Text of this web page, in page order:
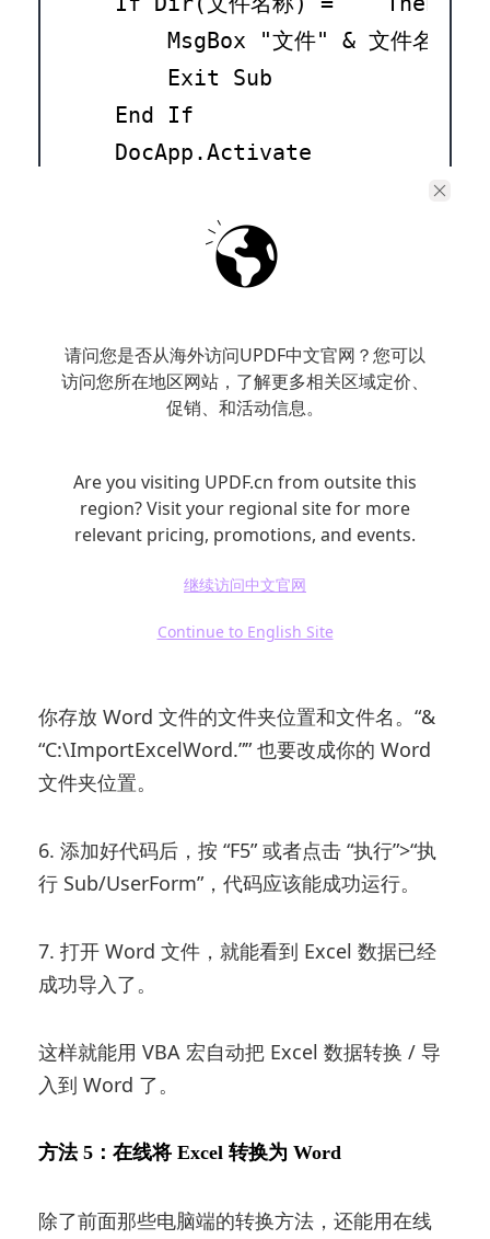
请问您是否从海外访问UPDF中文官网？您可以
访问您所在地区网站，了解更多相关区域定价、
促销、和活动信息。
Are you visiting UPDF.cn from outsite this
region? Visit your regional site for more
relevant pricing, promotions, and events.
继续访问中文官网
Continue to English Site
MsgBox "文件" & 文件名称
        Exit Sub
    End If
    DocApp.Activate
Set DocFile =
If DocFile Is Nothing Then
    DocFile.Activate
    DocApp.Quit
    Set DocFile = Nothing
Application.CutCopyMode =
End Sub
你存放 Word 文件的文件夹位置和文件名。“&
“C:\ImportExcelWord.”” 也要改成你的 Word
文件夹位置。
6. 添加好代码后，按 “F5” 或者点击 “执行”>“执
行 Sub/UserForm”，代码应该能成功运行。
7. 打开 Word 文件，就能看到 Excel 数据已经
成功导入了。
这样就能用 VBA 宏自动把 Excel 数据转换 / 导
入到 Word 了。
方法 5：在线将 Excel 转换为 Word
除了前面那些电脑端的转换方法，还能用在线